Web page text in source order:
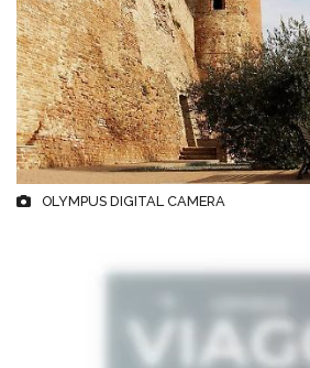
OLYMPUS DIGITAL CAMERA